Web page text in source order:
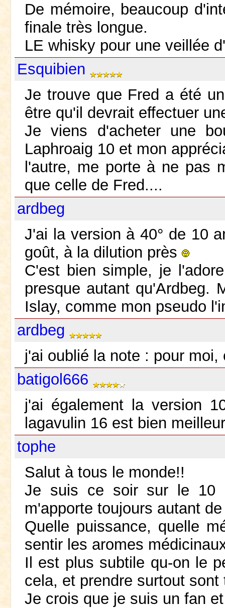
De mémoire, beaucoup
finale très longue.
LE whisky pour une veillée
Esquibien
Je trouve que Fred a été
être qu'il devrait effectuer
Je viens d'acheter une
Laphroaig 10 et mon
l'autre, me porte à ne pas
que celle de Fred....
ardbeg
J'ai la version à 40° de 10
goût, à la dilution près
C'est bien simple, je
presque autant qu'Ardbeg.
Islay, comme mon pseudo
ardbeg
j'ai oublié la note : pour
batigol666
j'ai également la version
lagavulin 16 est bien
tophe
Salut à tous le monde!!
Je suis ce soir sur le
m'apporte toujours autant
Quelle puissance, quelle
sentir les aromes
Il est plus subtile qu-on le
cela, et prendre surtout sont
Je crois que je suis un fan